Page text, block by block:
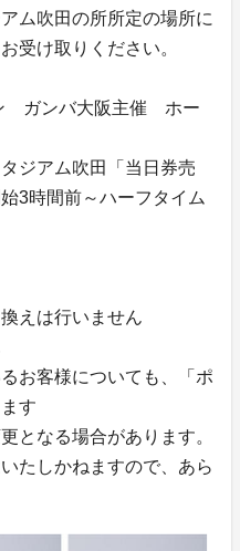
ム吹田の所所定の場所に
受け取りください。
ガンバ大阪主催 ホー
ジアム吹田「当日券売
3時間前～ハーフタイム
えは行いません
お客様についても、「ポ
す
となる場合があります。
たしかねますので、あら